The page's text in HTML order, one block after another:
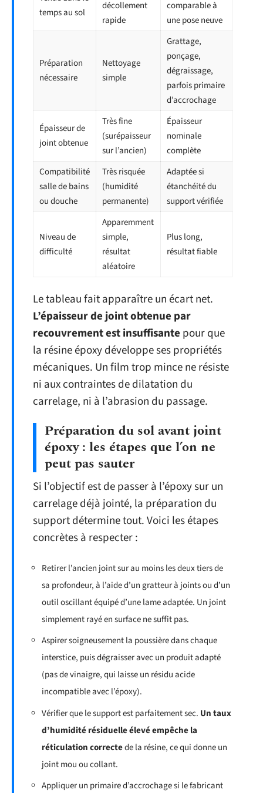
temps au sol
décollement
rapide
comparable à
une pose neuve
Préparation
nécessaire
Nettoyage
simple
Grattage,
ponçage,
dégraissage,
parfois primaire
d’accrochage
Épaisseur de
joint obtenue
Très fine
(surépaisseur
sur l’ancien)
Épaisseur
nominale
complète
Compatibilité
salle de bains
ou douche
Très risquée
(humidité
permanente)
Adaptée si
étanchéité du
support vérifiée
Niveau de
difficulté
Apparemment
simple,
résultat
aléatoire
Plus long,
résultat fiable
Le tableau fait apparaître un écart net.
L’épaisseur de joint obtenue par
recouvrement est insuffisante pour que
la résine époxy développe ses propriétés
mécaniques. Un film trop mince ne résiste
ni aux contraintes de dilatation du
carrelage, ni à l’abrasion du passage.
Préparation du sol avant joint
époxy : les étapes que l’on ne
peut pas sauter
Si l’objectif est de passer à l’époxy sur un
carrelage déjà jointé, la préparation du
support détermine tout. Voici les étapes
concrètes à respecter :
Retirer l’ancien joint sur au moins les deux tiers de
sa profondeur, à l’aide d’un gratteur à joints ou d’un
outil oscillant équipé d’une lame adaptée. Un joint
simplement rayé en surface ne suffit pas.
Aspirer soigneusement la poussière dans chaque
interstice, puis dégraisser avec un produit adapté
(pas de vinaigre, qui laisse un résidu acide
incompatible avec l’époxy).
Vérifier que le support est parfaitement sec. Un taux
d’humidité résiduelle élevé empêche la
réticulation correctede la résine, ce qui donne un
joint mou ou collant.
Appliquer un primaire d’accrochage si le fabricant